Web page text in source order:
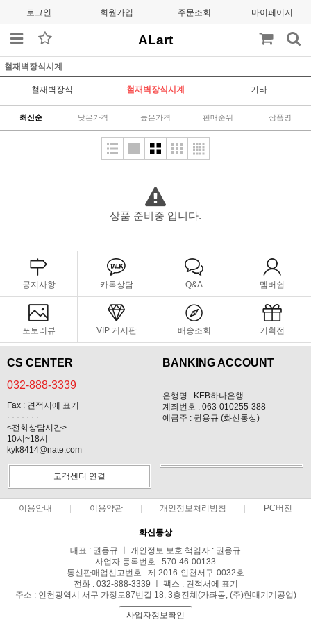
로그인 회원가입 주문조회 마이페이지
ALart
철재벽장식시계
철재벽장식 철재벽장식시계 기타
최신순 낮은가격 높은가격 판매순위 상품명
상품 준비중 입니다.
공지사항 카톡상담 Q&A 멤버쉽
포토리뷰 VIP 게시판 배송조회 기획전
CS CENTER
032-888-3339
Fax : 견적서에 표기
· · · · · · ·
<전화상담시간>
10시~18시
kyk8414@nate.com
BANKING ACCOUNT
은행명 : KEB하나은행
계좌번호 : 063-010255-388
예금주 : 권용규 (화신통상)
고객센터 연결
이용안내 이용약관 개인정보처리방침 PC버전
화신통상
대표 : 권용규 ㅣ 개인정보 보호 책임자 : 권용규
사업자 등록번호 : 570-46-00133
통신판매업신고번호 : 제 2016-인천서구-0032호
전화 : 032-888-3339 ㅣ 팩스 : 견적서에 표기
주소 : 인천광역시 서구 가정로87번길 18, 3층전체(가좌동, (주)현대기계공업)
사업자정보확인